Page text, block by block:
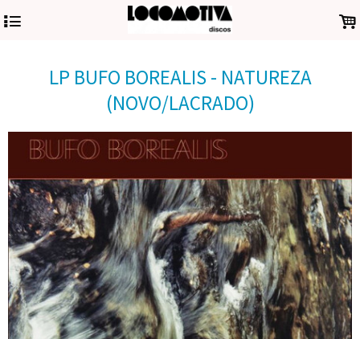
4 .
LP BUFO BOREALIS - NATUREZA
(NOVO/LACRADO)